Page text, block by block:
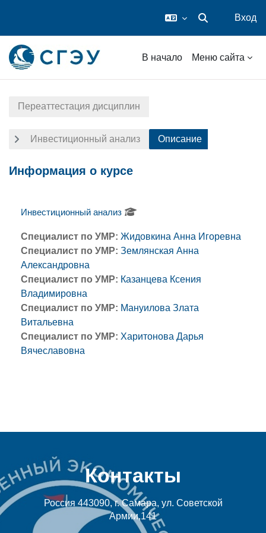
Изменить
Вход
В начало Меню сайта
Переаттестация дисциплин
Инвестиционный анализ Описание
Информация о курсе
Инвестиционный анализ
Специалист по УМР: Жидовкина Анна Игоревна
Специалист по УМР: Землянская Анна
Александровна
Специалист по УМР: Казанцева Ксения
Владимировна
Специалист по УМР: Мануилова Злата
Витальевна
Специалист по УМР: Харитонова Дарья
Вячеславовна
Контакты
Россия 443090, г. Самара, ул. Советской
Армии,141